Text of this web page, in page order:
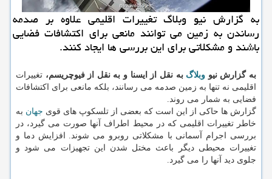
به گزارش نیو وبلاگ تغییرات اقلیمی علاوه بر صدمه
رساندن به زمین می توانند مانعی برای اكتشافات فضایی
باشند و مشكلاتی برای این بررسی ها ایجاد كنند.
به گزارش نیو وبلاگ به نقل از ایسنا و به نقل از فیوچریسم، تغییرات
اقلیمی نه تنها به زمین صدمه می رسانند، بلکه مانعی برای اکتشافات
فضایی به شمار می روند.
گزارش ها حاکی از این است که بعضی از تلسکوپ های قوی جهان به
خاطر تغییرات اقلیمی که در محیط اطراف آنها صورت می گیرد، در
بررسی اجرام آسمانی با مشکلاتی روبرو می شوند. افزایش دما و
تغییرات محیطی دیگر باعث مختل شدن این تجهیزات می شود و
جلوی دید آنها را می گیرد.